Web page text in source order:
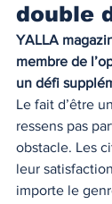
double
YALLA
membre de
un défi
Le fait d’être
ressens pas
obstacle. Les
leur
importe le